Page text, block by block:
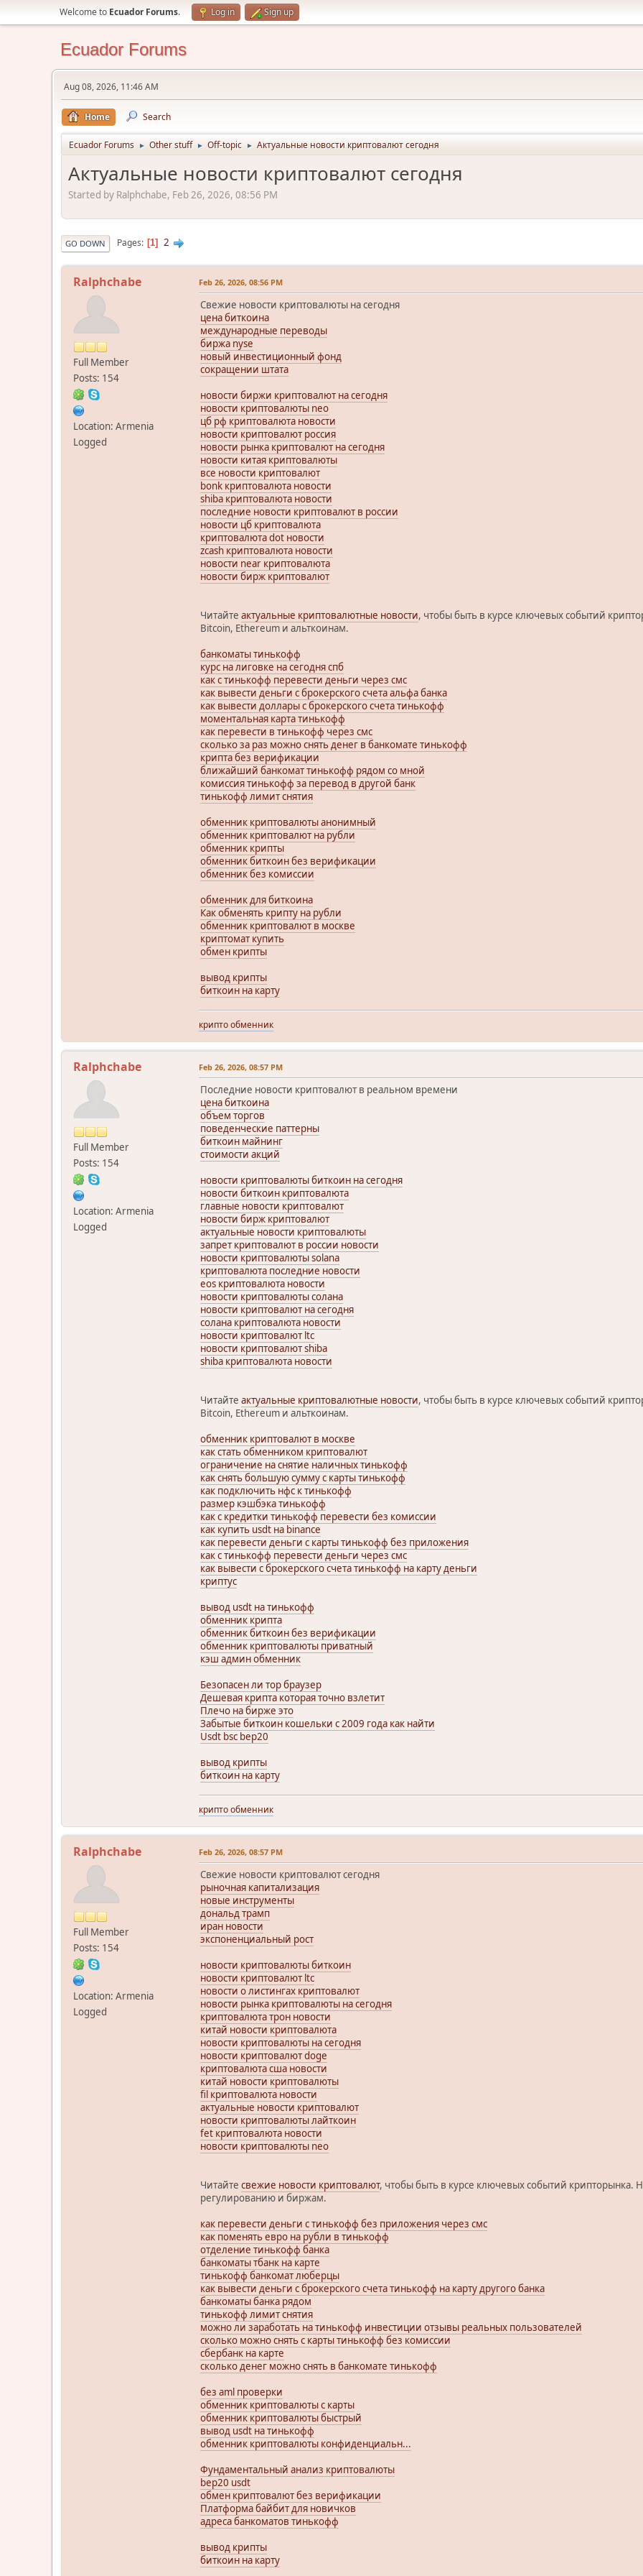
Welcome to Ecuador Forums. Log in Sign up
Ecuador Forums
Aug 08, 2026, 11:46 AM
Home Search
Ecuador Forums ► Other stuff ► Off-topic ► Актуальные новости криптовалют сегодня
Актуальные новости криптовалют сегодня
Started by Ralphchabe, Feb 26, 2026, 08:56 PM
GO DOWN Pages 1 2
Ralphchabe
Full Member
Posts: 154
Location: Armenia
Logged
Feb 26, 2026, 08:56 PM
Свежие новости криптовалюты на сегодня
цена биткоина
международные переводы
биржа nyse
новый инвестиционный фонд
сокращении штата
новости биржи криптовалют на сегодня
новости криптовалюты neo
цб рф криптовалюта новости
новости криптовалют россия
новости рынка криптовалют на сегодня
новости китая криптовалюты
все новости криптовалют
bonk криптовалюта новости
shiba криптовалюта новости
последние новости криптовалют в россии
новости цб криптовалюта
криптовалюта dot новости
zcash криптовалюта новости
новости near криптовалюта
новости бирж криптовалют
Читайте актуальные криптовалютные новости, чтобы быть в курсе ключевых событий
Bitcoin, Ethereum и альткоинам.
банкоматы тинькофф
курс на лиговке на сегодня спб
как с тинькофф перевести деньги через смс
как вывести деньги с брокерского счета альфа банка
как вывести доллары с брокерского счета тинькофф
моментальная карта тинькофф
как перевести в тинькофф через смс
сколько за раз можно снять денег в банкомате тинькофф
крипта без верификации
ближайший банкомат тинькофф рядом со мной
комиссия тинькофф за перевод в другой банк
тинькофф лимит снятия
обменник криптовалюты анонимный
обменник криптовалют на рубли
обменник крипты
обменник биткоин без верификации
обменник без комиссии
обменник для биткоина
Как обменять крипту на рубли
обменник криптовалют в москве
криптомат купить
обмен крипты
вывод крипты
биткоин на карту
крипто обменник
Ralphchabe
Full Member
Posts: 154
Location: Armenia
Logged
Feb 26, 2026, 08:57 PM
Последние новости криптовалют в реальном времени
цена биткоина
объем торгов
поведенческие паттерны
биткоин майнинг
стоимости акций
новости криптовалюты биткоин на сегодня
новости биткоин криптовалюта
главные новости криптовалют
новости бирж криптовалют
актуальные новости криптовалюты
запрет криптовалют в россии новости
новости криптовалюты solana
криптовалюта последние новости
eos криптовалюта новости
новости криптовалюты солана
новости криптовалют на сегодня
солана криптовалюта новости
новости криптовалют ltc
новости криптовалют shiba
shiba криптовалюта новости
Читайте актуальные криптовалютные новости, чтобы быть в курсе ключевых событий
Bitcoin, Ethereum и альткоинам.
обменник криптовалют в москве
как стать обменником криптовалют
ограничение на снятие наличных тинькофф
как снять большую сумму с карты тинькофф
как подключить нфс к тинькофф
размер кэшбэка тинькофф
как с кредитки тинькофф перевести без комиссии
как купить usdt на binance
как перевести деньги с карты тинькофф без приложения
как с тинькофф перевести деньги через смс
как вывести с брокерского счета тинькофф на карту деньги
криптус
вывод usdt на тинькофф
обменник крипта
обменник биткоин без верификации
обменник криптовалюты приватный
кэш админ обменник
Безопасен ли тор браузер
Дешевая крипта которая точно взлетит
Плечо на бирже это
Забытые биткоин кошельки с 2009 года как найти
Usdt bsc bep20
вывод крипты
биткоин на карту
крипто обменник
Ralphchabe
Full Member
Posts: 154
Location: Armenia
Logged
Feb 26, 2026, 08:57 PM
Свежие новости криптовалют сегодня
рыночная капитализация
новые инструменты
дональд трамп
иран новости
экспоненциальный рост
новости криптовалюты биткоин
новости криптовалют ltc
новости о листингах криптовалют
новости рынка криптовалюты на сегодня
криптовалюта трон новости
китай новости криптовалюта
новости криптовалюты на сегодня
новости криптовалют doge
криптовалюта сша новости
китай новости криптовалюты
fil криптовалюта новости
актуальные новости криптовалют
новости криптовалюты лайткоин
fet криптовалюта новости
новости криптовалюты neo
Читайте свежие новости криптовалют, чтобы быть в курсе ключевых событий крипторынка.
регулированию и биржам.
как перевести деньги с тинькофф без приложения через смс
как поменять евро на рубли в тинькофф
отделение тинькофф банка
банкоматы тбанк на карте
тинькофф банкомат люберцы
как вывести деньги с брокерского счета тинькофф на карту другого банка
банкоматы банка рядом
тинькофф лимит снятия
можно ли заработать на тинькофф инвестиции отзывы реальных пользователей
сколько можно снять с карты тинькофф без комиссии
сбербанк на карте
сколько денег можно снять в банкомате тинькофф
без aml проверки
обменник криптовалюты с карты
обменник криптовалюты быстрый
вывод usdt на тинькофф
обменник криптовалюты конфиденциальн...
Фундаментальный анализ криптовалюты
bep20 usdt
обмен криптовалют без верификации
Платформа байбит для новичков
адреса банкоматов тинькофф
вывод крипты
биткоин на карту